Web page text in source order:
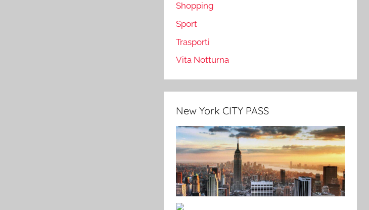
Shopping
Sport
Trasporti
Vita Notturna
New York CITY PASS